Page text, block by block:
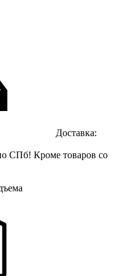
Доставка:
СПб! Кроме товаров со